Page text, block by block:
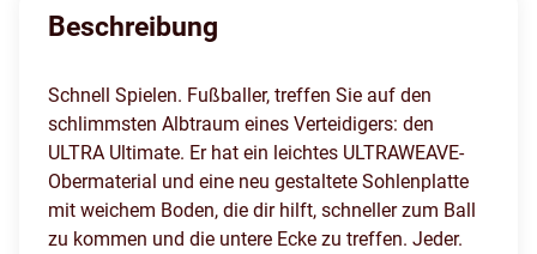
Beschreibung
Schnell Spielen. Fußballer, treffen Sie auf den
schlimmsten Albtraum eines Verteidigers: den
ULTRA Ultimate. Er hat ein leichtes ULTRAWEAVE-
Obermaterial und eine neu gestaltete Sohlenplatte
mit weichem Boden, die dir hilft, schneller zum Ball
zu kommen und die untere Ecke zu treffen. Jeder.